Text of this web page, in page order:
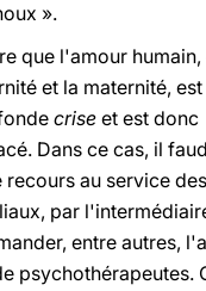
».
que l'amour
et la maternité,
crise et est donc
Dans ce cas, il
au service
par
entre autres,
psychothérapeutes.